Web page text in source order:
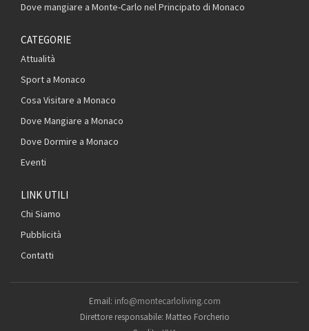
Dove mangiare a Monte-Carlo nel Principato di Monaco
CATEGORIE
Attualità
Sport a Monaco
Cosa Visitare a Monaco
Dove Mangiare a Monaco
Dove Dormire a Monaco
Eventi
LINK UTILI
Chi Siamo
Pubblicità
Contatti
Email: info@montecarloliving.com
Direttore responsabile: Matteo Forcherio